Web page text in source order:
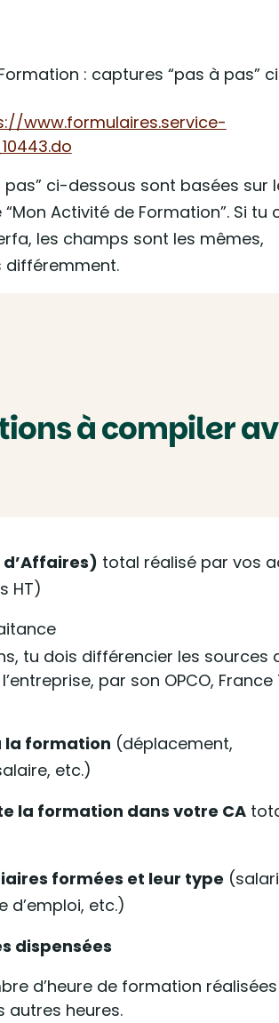
: captures “pas à pas”
www.formulaires.service-
pas” ci-dessous sont basées sur
Activité de Formation”. Si tu
les champs sont les mêmes,
différemment.
à compiler
total réalisé par vos
HT)
tu dois différencier les sources
par son OPCO, France
la formation (déplacement,
etc.)
la formation dans votre CA
formées et leur type
d’emploi, etc.)
dispensées
d’heure de formation
heures.